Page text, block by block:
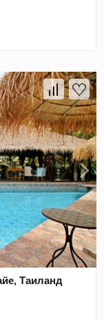
Таиланд